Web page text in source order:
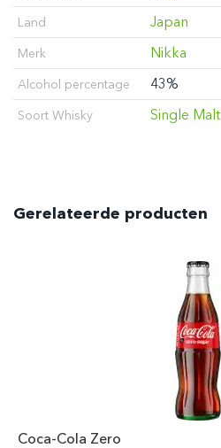
Land Japan
Merk Nikka
Alcohol percentage 43%
Soort Whisky Single Malt
Gerelateerde producten
Coca-Cola Zero